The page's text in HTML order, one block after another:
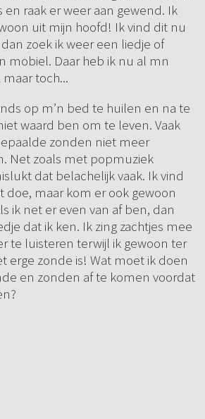
en raak er weer aan gewend. Ik
uit mijn hoofd! Ik vind dit nu
zoek ik weer een liedje of
mobiel. Daar heb ik nu al mn
toch...
op m’n bed te huilen en na te
waard ben om te leven. Vaak
zonden niet meer
Net zoals met popmuziek
dat belachelijk vaak. Ik vind
doe, maar kom er ook gewoon
ik net er even van af ben, dan
dat ik ken. Ik zing zachtjes mee
te luisteren terwijl ik gewoon ter
erge zonde is! Wat moet ik doen
en zonden af te komen voordat